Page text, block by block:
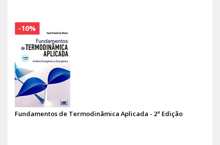
Fundamentos de Termodinâmica Aplicada - 2ª Edição
-10%